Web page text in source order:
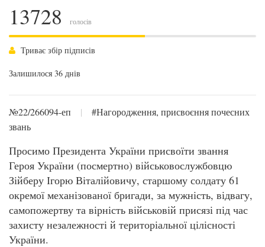
13728 голосів
Триває збір підписів
Залишилося 36 днів
№22/266094-еп |
#Нагородження, присвоєння почесних
звань
Просимо Президента України присвоїти звання
Героя України (посмертно) військовослужбовцю
Зійберу Ігорю Віталійовичу, старшому солдату 61
окремої механізованої бригади, за мужність, відвагу,
самопожертву та вірність військовій присязі під час
захисту незалежності й територіальної цілісності
України.